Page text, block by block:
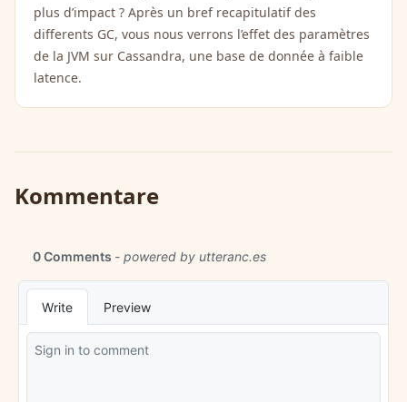
plus d’impact ? Après un bref recapitulatif des
differents GC, vous nous verrons l’effet des paramètres
de la JVM sur Cassandra, une base de donnée à faible
latence.
Kommentare